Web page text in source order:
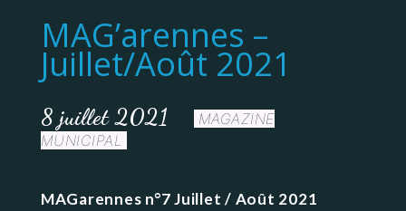
MAG’arennes –
Juillet/Août 2021
8 juillet 2021
MAGAZINE
MUNICIPAL
MAGarennes n°7 Juillet / Août 2021